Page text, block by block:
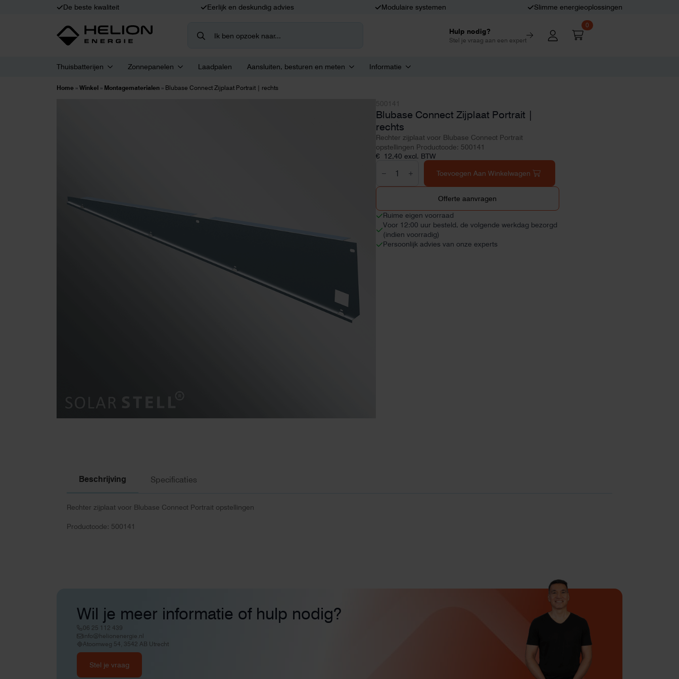
De beste kwaliteit Eerlijk en deskundig advies Modulaire systemen Slimme energieoplossingen
for:
Hulp nodig?
Stel je vraag aan een expert
0
Thuisbatterijen Zonnepanelen Laadpalen Aansluiten, besturen en meten Informatie
Home » Winkel » Montagematerialen » Blubase Connect Zijplaat Portrait | rechts
Blubase Connect Zijplaat Portrait |
rechts
Rechter zijplaat voor Blubase Connect Portrait
opstellingen Productcode: 500141
€ 12,40 excl. BTW
Connect
Zijplaat
Portrait
aantal
Toevoegen Aan Winkelwagen
Offerte aanvragen
Ruime eigen voorraad
Voor 12:00 uur besteld, de volgende werkdag bezorgd
(indien voorradig)
Persoonlijk advies van onze experts
Beschrijving Specificaties
Rechter zijplaat voor Blubase Connect Portrait opstellingen
Productcode: 500141
Wil je meer informatie of hulp nodig?
06 25 112 439
info@helionenergie.nl
Atoomweg 54, 3542 AB Utrecht
Stel je vraag